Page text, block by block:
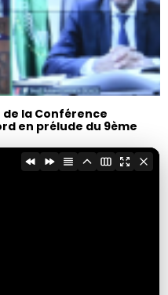
la Conférence
en prélude du 9ème